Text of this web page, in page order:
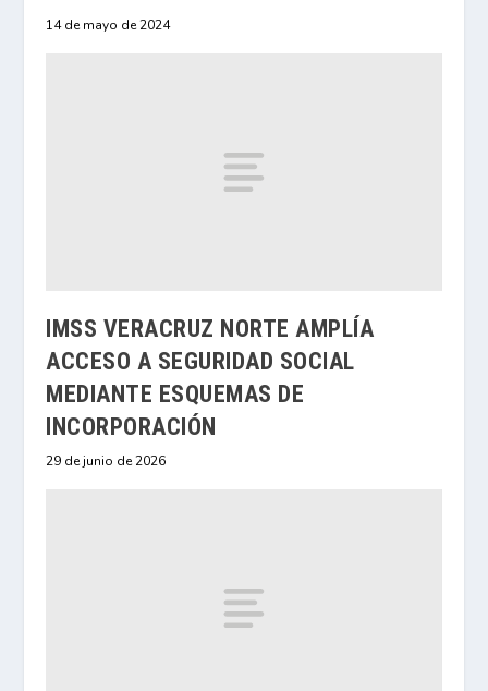
14 de mayo de 2024
IMSS VERACRUZ NORTE AMPLÍA
ACCESO A SEGURIDAD SOCIAL
MEDIANTE ESQUEMAS DE
INCORPORACIÓN
29 de junio de 2026